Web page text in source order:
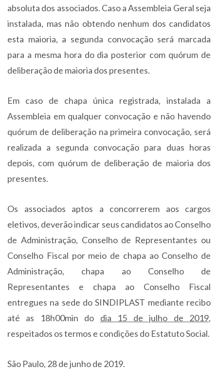
absoluta dos associados. Caso a Assembleia Geral seja
instalada, mas não obtendo nenhum dos candidatos
esta maioria, a segunda convocação será marcada
para a mesma hora do dia posterior com quórum de
deliberação de maioria dos presentes.
Em caso de chapa única registrada, instalada a
Assembleia em qualquer convocação e não havendo
quórum de deliberação na primeira convocação, será
realizada a segunda convocação para duas horas
depois, com quórum de deliberação de maioria dos
presentes.
Os associados aptos a concorrerem aos cargos
eletivos, deverão indicar seus candidatos ao Conselho
de Administração, Conselho de Representantes ou
Conselho Fiscal por meio de chapa ao Conselho de
Administração, chapa ao Conselho de
Representantes e chapa ao Conselho Fiscal
entregues na sede do SINDIPLAST mediante recibo
até as 18h00min do dia 15 de julho de 2019,
respeitados os termos e condições do Estatuto Social.
São Paulo, 28 de junho de 2019.